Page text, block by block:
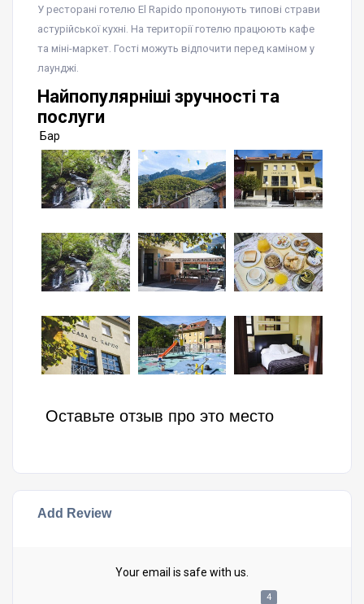
У ресторані готелю El Rapido пропонують типові страви
астурійської кухні. На території готелю працюють кафе
та міні-маркет. Гості можуть відпочити перед каміном у
лаунджі.
Найпопулярніші зручності та
послуги
Бар
Оставьте отзыв про это место
Add Review
Your email is safe with us.
4